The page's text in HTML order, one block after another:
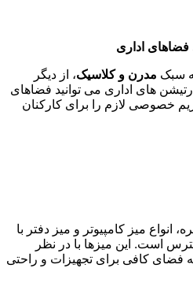
اداری
سبک مدرن و کلاسیک، از دیگر
های اداری می توانید فضاهای
خصوصی لازم را برای کارکنان
انواع میز کامپیوتر و میز دفتر با
است. این میزها با در نظر
فضای کافی برای تجهیزات و راحتی